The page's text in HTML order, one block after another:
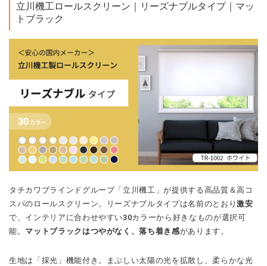
立川機工ロールスクリーン｜リーズナブルタイプ｜マッ
トブラック
タチカワブラインドグループ「立川機工」が提供する高品質＆高コ
スパのロールスクリーン。リーズナブルタイプは名前のとおり激安
で、インテリアに合わせやすい30カラーから好きなものが選択可
能。 マットブラックはつやがなく、落ち着き感があります。
生地は「採光」機能付き。まぶしい太陽の光を拡散し、柔らかな光